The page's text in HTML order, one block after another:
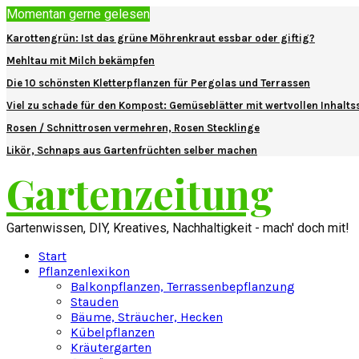
Momentan gerne gelesen
Karottengrün: Ist das grüne Möhrenkraut essbar oder giftig?
Mehltau mit Milch bekämpfen
Die 10 schönsten Kletterpflanzen für Pergolas und Terrassen
Viel zu schade für den Kompost: Gemüseblätter mit wertvollen
Rosen / Schnittrosen vermehren, Rosen Stecklinge
Likör, Schnaps aus Gartenfrüchten selber machen
Gartenzeitung
Gartenwissen, DIY, Kreatives, Nachhaltigkeit - mach' doch mit!
Start
Pflanzenlexikon
Balkonpflanzen, Terrassenbepflanzung
Stauden
Bäume, Sträucher, Hecken
Kübelpflanzen
Kräutergarten